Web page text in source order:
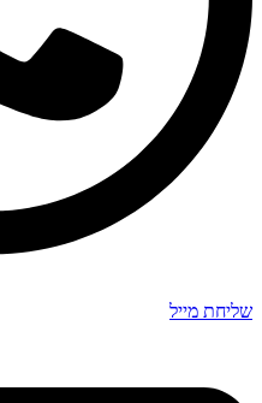
שליחת מייל